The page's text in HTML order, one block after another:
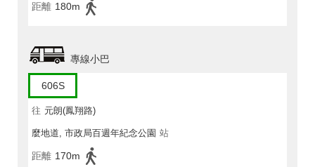
距離 180m
專線小巴
606S
往 元朗(鳳翔路)
麼地道, 市政局百週年紀念公園 站
距離 170m